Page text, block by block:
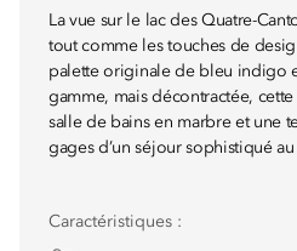
La vue sur le lac des Quatre-
tout comme les touches de
palette originale de bleu indigo
gamme, mais décontractée,
salle de bains en marbre et une
gages d’un séjour sophistiqué
Caractéristiques :